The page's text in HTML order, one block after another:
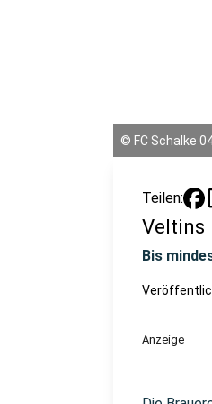
© FC Schalke
Teilen:
Veltins
Bis
Anzeige